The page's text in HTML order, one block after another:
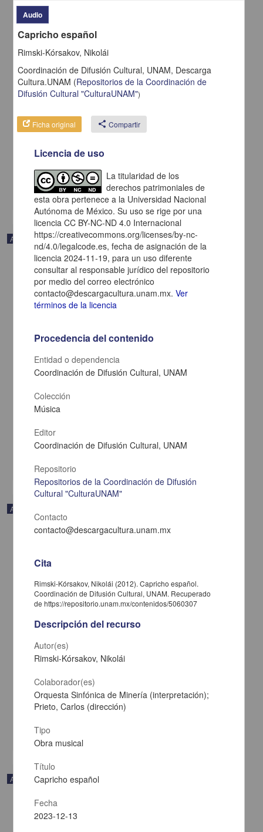
Strauss, Richard - Coordinación de Difusión Cultural, UNAM
Artes y Humanidades
Audio
Una noche en la árida montaña
2023-08-19
Artes y Humanidades
Audio
Suite No. 2 de Carmen
Bizet, Georges - Coordinación de Difusión Cultural, UNAM
2023-08-19
Artes y Humanidades
Audio
Audio
Capricho español
Rimski-Kórsakov, Nikolái
Coordinación de Difusión Cultural, UNAM, Descarga
Cultura.UNAM (Repositorios de la Coordinación de
Difusión Cultural "CulturaUNAM")
Ficha original share Compartir
Licencia de uso
La titularidad de los
derechos patrimoniales de
esta obra pertenece a la Universidad Nacional
Autónoma de México. Su uso se rige por una
licencia CC BY-NC-ND 4.0 Internacional
https://creativecommons.org/licenses/by-nc-
nd/4.0/legalcode.es, fecha de asignación de la
licencia 2024-11-19, para un uso diferente
consultar al responsable jurídico del repositorio
por medio del correo electrónico
contacto@descargacultura.unam.mx.Ver
términos de la licencia
Procedencia del contenido
Entidad o dependencia
Coordinación de Difusión Cultural, UNAM
Colección
Música
Editor
Coordinación de Difusión Cultural, UNAM
Repositorio
Repositorios de la Coordinación de Difusión
Cultural "CulturaUNAM"
Contacto
contacto@descargacultura.unam.mx
Cita
Rimski-Kórsakov, Nikolái (2012). Capricho español.
Coordinación de Difusión Cultural, UNAM. Recuperado
de https://repositorio.unam.mx/contenidos/5060307
Descripción del recurso
Autor(es)
Rimski-Kórsakov, Nikolái
Colaborador(es)
Orquesta Sinfónica de Minería (interpretación);
Prieto, Carlos (dirección)
Tipo
Obra musical
Título
Capricho español
Fecha
2023-12-13